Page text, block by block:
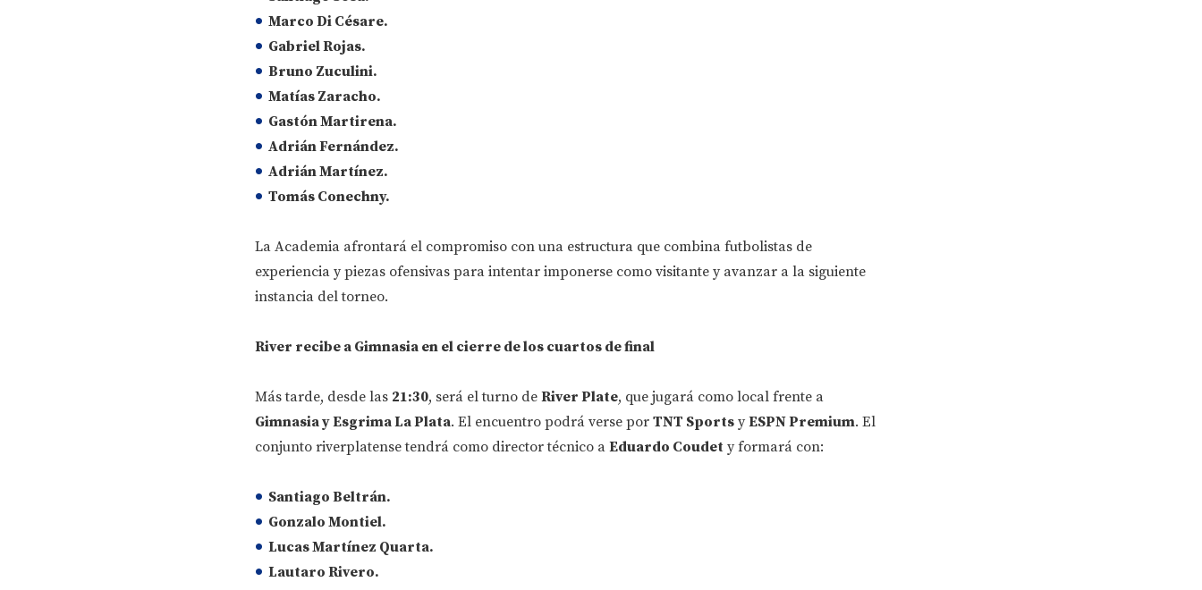
Marco Di Césare.
Gabriel Rojas.
Bruno Zuculini.
Matías Zaracho.
Gastón Martirena.
Adrián Fernández.
Adrián Martínez.
Tomás Conechny.
La Academia afrontará el compromiso con una estructura que combina futbolistas de
experiencia y piezas ofensivas para intentar imponerse como visitante y avanzar a la siguiente
instancia del torneo.
River recibe a Gimnasia en el cierre de los cuartos de final
Más tarde, desde las 21:30, será el turno de River Plate, que jugará como local frente a
Gimnasia y Esgrima La Plata. El encuentro podrá verse por TNT SportsyESPN Premium. El
conjunto riverplatense tendrá como director técnico a Eduardo Coudety formará con:
Santiago Beltrán.
Gonzalo Montiel.
Lucas Martínez Quarta.
Lautaro Rivero.